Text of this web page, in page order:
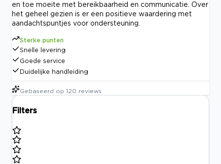
en toe moeite met bereikbaarheid en communicatie. Over
het geheel gezien is er een positieve waardering met
aandachtspuntjes voor ondersteuning.
Sterke punten
Snelle levering
Goede service
Duidelijke handleiding
Gebaseerd op 120 reviews
Filters